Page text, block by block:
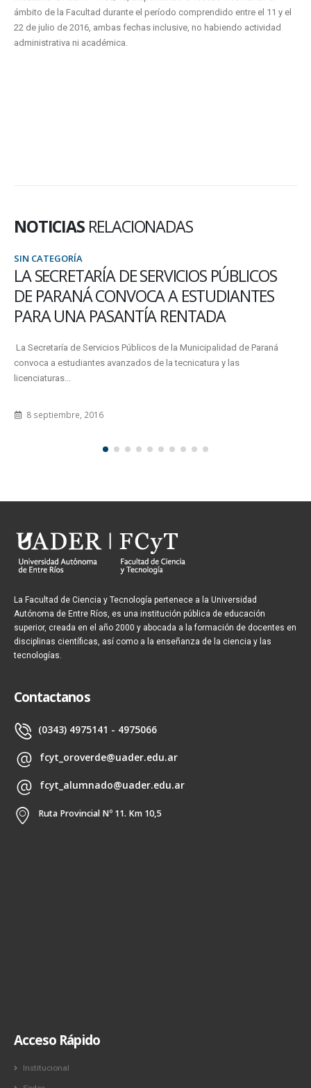
ámbito de la Facultad durante el período comprendido entre el 11 y el
22 de julio de 2016, ambas fechas inclusive, no habiendo actividad
administrativa ni académica.
NOTICIAS RELACIONADAS
SIN CATEGORÍA
LA SECRETARÍA DE SERVICIOS PÚBLICOS
DE PARANÁ CONVOCA A ESTUDIANTES
PARA UNA PASANTÍA RENTADA
La Secretaría de Servicios Públicos de la Municipalidad de Paraná
convoca a estudiantes avanzados de la tecnicatura y las
licenciaturas...
8 septiembre, 2016
La Facultad de Ciencia y Tecnología pertenece a la Universidad
Autónoma de Entre Ríos, es una institución pública de educación
superior, creada en el año 2000 y abocada a la formación de docentes en
disciplinas científicas, así como a la enseñanza de la ciencia y las
tecnologías.
Contactanos
(0343) 4975141 - 4975066
fcyt_oroverde@uader.edu.ar
fcyt_alumnado@uader.edu.ar
Ruta Provincial Nº 11. Km 10,5
Acceso Rápido
Institucional